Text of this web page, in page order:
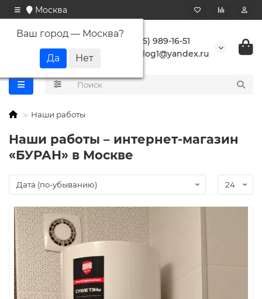
Москва
Ваш город — Москва?
+7 (495) 989-16-51
buranlog1@yandex.ru
Наши работы
Наши работы – интернет-магазин
«БУРАН» в Москве